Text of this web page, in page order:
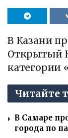
В Казани
Открытый
категории
Читайте
В Самаре
города по